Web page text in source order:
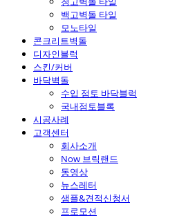
백고벽돌 타일
모노타일
콘크리트벽돌
디자인블럭
스킨/커버
바닥벽돌
수입 점토 바닥블럭
국내점토블록
시공사례
고객센터
회사소개
Now 브릭랜드
동영상
뉴스레터
샘플&견적신청서
프로모션